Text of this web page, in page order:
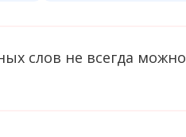
слов не всегда можно